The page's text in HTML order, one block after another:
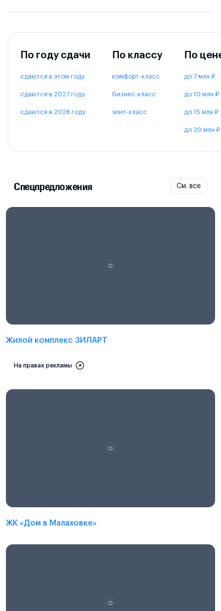
По году сдачи
сдаются в этом году
сдаются в 2027 году
сдаются в 2028 году
По классу
комфорт-класс
бизнес-класс
элит-класс
По
до 7 млн ₽
до 10 млн ₽
до 15 млн ₽
до 20 млн ₽
Спецпредложения См. все
Жилой комплекс ЗИЛАРТ
На правах рекламы
ЖК «Дом в Малаховке»